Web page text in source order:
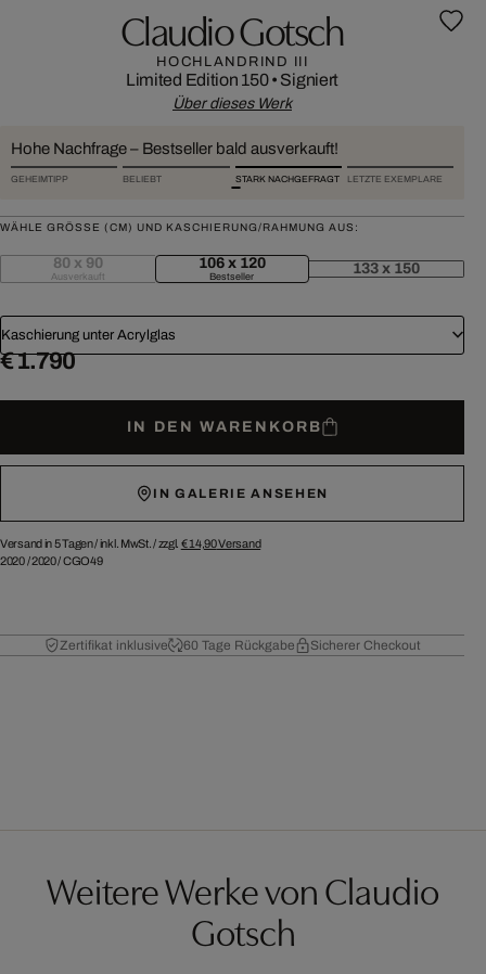
Claudio Gotsch
HOCHLANDRIND III
Limited Edition 150• Signiert
Über dieses Werk
Hohe Nachfrage – Bestseller bald ausverkauft!
GEHEIMTIPP BELIEBT STARK NACHGEFRAGT LETZTE EXEMPLARE
WÄHLE GRÖSSE (CM) UND KASCHIERUNG/RAHMUNG AUS:
80 x 90
Ausverkauft
106 x 120
Bestseller 133 x 150
Kaschierung unter Acrylglas
€ 1.790
IN DEN WARENKORB
IN GALERIE ANSEHEN
Versand in 5 Tagen /inkl. MwSt. / zzgl. € 14,90Versand
2020/2020/CGO49
Zertifikat inklusive 60 Tage Rückgabe Sicherer Checkout
Weitere Werke von Claudio
Gotsch